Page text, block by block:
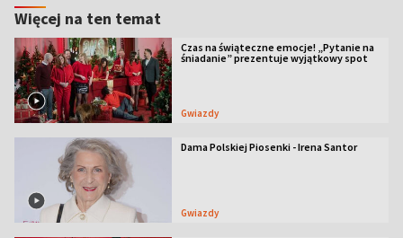
Więcej na ten temat
Czas na świąteczne emocje! „Pytanie na
śniadanie” prezentuje wyjątkowy spot
Gwiazdy
Dama Polskiej Piosenki - Irena Santor
Gwiazdy